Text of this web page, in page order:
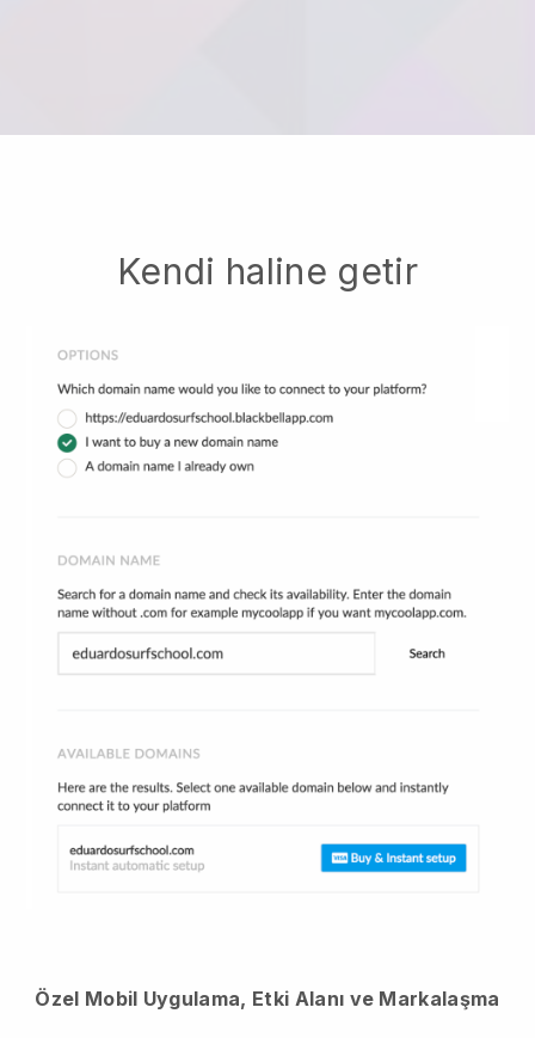
Kendi haline getir
Özel Mobil Uygulama, Etki Alanı ve Markalaşma